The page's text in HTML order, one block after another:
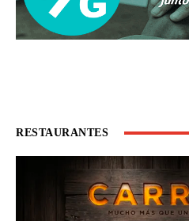
RESTAURANTES